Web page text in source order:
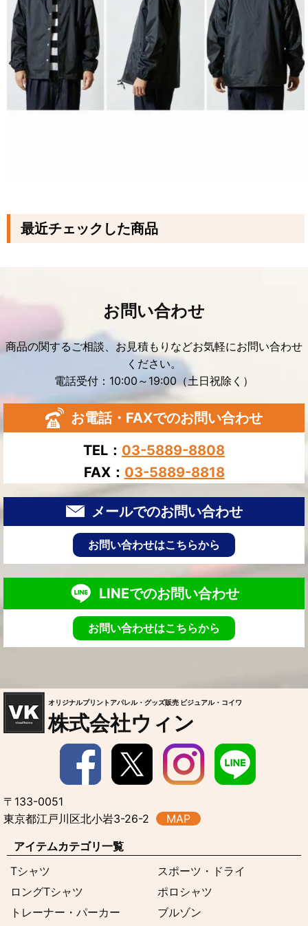
最近チェックした商品
お問い合わせ
商品の関するご相談、お見積もりなどお気軽にお問い合わせ
ください。
電話受付：10:00～19:00（土日祝除く）
お電話・FAXでのお問い合わせ
TEL： 03-5889-8808
FAX： 03-5889-8818
メールでのお問い合わせ
お問い合わせはこちらから
LINEでのお問い合わせ
お問い合わせはこちらから
オリジナルプリントアパレル・グッズ販売 ビジュアル・コイワ
株式会社ウィン
〒133-0051
東京都江戸川区北小岩3-26-2
MAP
アイテムカテゴリ一覧
Tシャツ
スポーツ・ドライ
ロングTシャツ
ポロシャツ
トレーナー・パーカー
ブルゾン